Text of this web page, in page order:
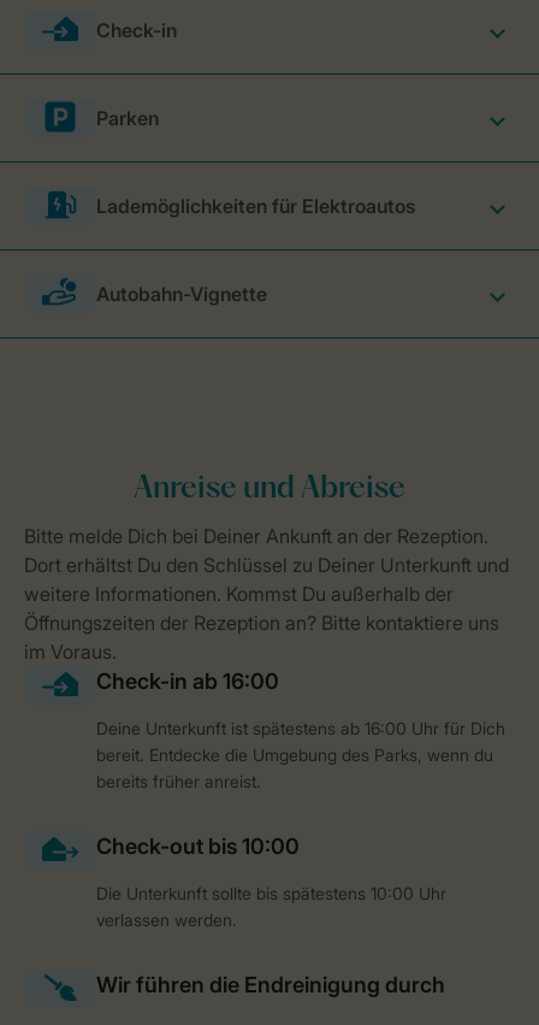
Check-in
Parken
Lademöglichkeiten für Elektroautos
Autobahn-Vignette
Deine Unterkunft ist spätestens ab 16:00 Uhr für Dich
bereit. Entdecke die Umgebung des Parks, wenn du
bereits früher anreist.
Die Unterkunft sollte bis spätestens 10:00 Uhr
verlassen werden.